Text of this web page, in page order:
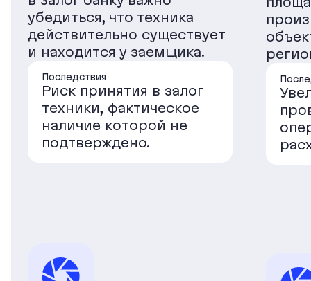
убедиться, что техника
действительно существует
и находится у заемщика.
Последствия
Риск принятия в залог
техники, фактическое
наличие которой не
подтверждено.